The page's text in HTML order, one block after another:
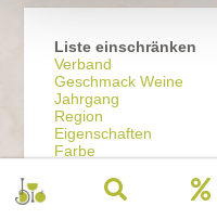
Liste einschränken
Verband
Geschmack Weine
Jahrgang
Region
Eigenschaften
Farbe
Qualitätsstufe
Preisklasse